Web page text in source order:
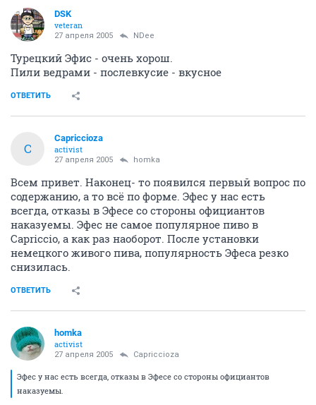
DSK
veteran
27 апреля 2005 NDee
Турецкий Эфис - очень хорош.
Пили ведрами - послевкусие - вкусное
ОТВЕТИТЬ
C
Capriccioza
activist
27 апреля 2005 homka
Всем привет. Наконец- то появился первый вопрос по
содержанию, а то всё по форме. Эфес у нас есть
всегда, отказы в Эфесе со стороны официантов
наказуемы. Эфес не самое популярное пиво в
Capriccio, а как раз наоборот. После установки
немецкого живого пива, популярность Эфеса резко
снизилась.
ОТВЕТИТЬ
homka
activist
27 апреля 2005 Capriccioza
Эфес у нас есть всегда, отказы в Эфесе со стороны официантов
наказуемы.